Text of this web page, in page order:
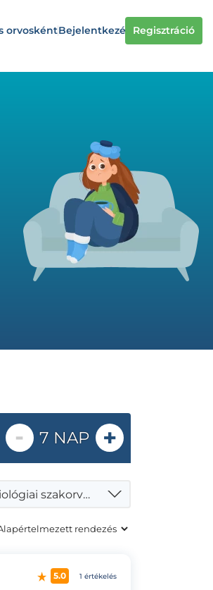
orvoskéntBejelentkezés Regisztráció
- 7 NAP +
Belgyógyászati és kardiológiai szakorvosi vizsgálat
5.0 1 értékelés